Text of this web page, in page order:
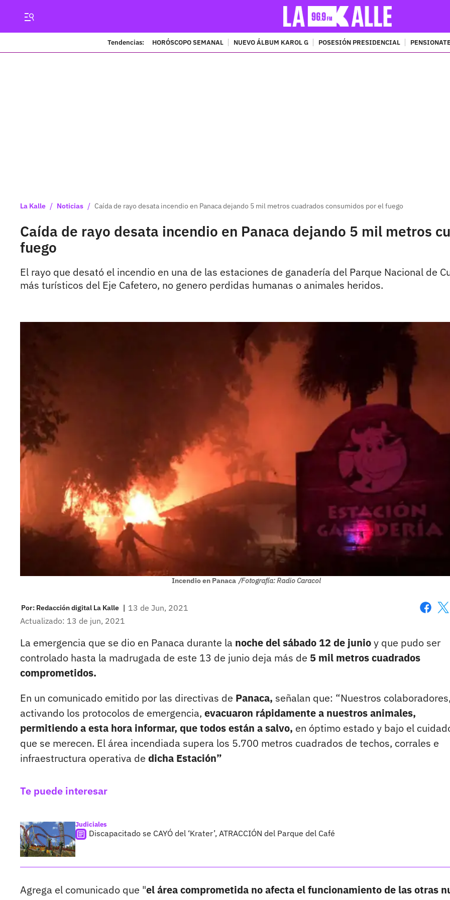
Tendencias: HORÓSCOPO SEMANAL NUEVO ÁLBUM KAROL G POSESIÓN PRESIDENCIAL
La Kalle / Noticias / Caída de rayo desata incendio en Panaca dejando 5 mil metros cuadrados consumidos por el fuego
Caída de rayo desata incendio en Panaca dejando 5 mil metros
fuego
El rayo que desató el incendio en una de las estaciones de ganadería del Parque Nacional de
más turísticos del Eje Cafetero, no genero perdidas humanas o animales heridos.
Incendio en Panaca /Fotografía: Radio Caracol
Por: Redacción digital La Kalle | 13 de Jun, 2021
Actualizado: 13 de jun, 2021
La emergencia que se dio en Panaca durante la noche del sábado 12 de junioy que pudo ser
controlado hasta la madrugada de este 13 de junio deja más de 5 mil metros cuadrados
comprometidos.
En un comunicado emitido por las directivas de Panaca, señalan que: “Nuestros colaboradores,
activando los protocolos de emergencia, evacuaron rápidamente a nuestros animales,
permitiendo a esta hora informar, que todos están a salvo, en óptimo estado y bajo el
que se merecen. El área incendiada supera los 5.700 metros cuadrados de techos, corrales e
infraestructura operativa de dicha Estación”
Te puede interesar
Judiciales
Discapacitado se CAYÓ del ‘Krater’, ATRACCIÓN del Parque del Café
Agrega el comunicado que "el área comprometida no afecta el funcionamiento de las otras